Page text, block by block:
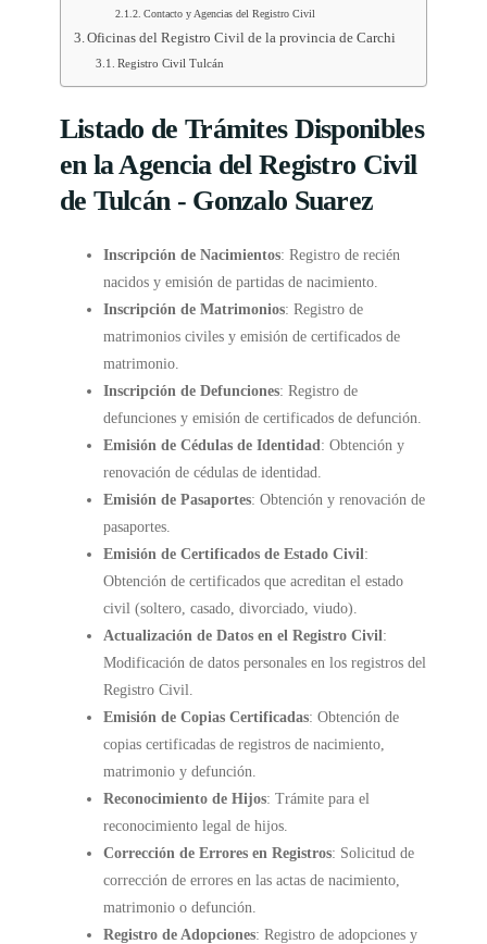
Contacto y Agencias del Registro Civil
Oficinas del Registro Civil de la provincia de Carchi
Registro Civil Tulcán
Listado de Trámites Disponibles
en la Agencia del Registro Civil
de Tulcán - Gonzalo Suarez
Inscripción de Nacimientos: Registro de recién
nacidos y emisión de partidas de nacimiento.
Inscripción de Matrimonios: Registro de
matrimonios civiles y emisión de certificados de
matrimonio.
Inscripción de Defunciones: Registro de
defunciones y emisión de certificados de defunción.
Emisión de Cédulas de Identidad: Obtención y
renovación de cédulas de identidad.
Emisión de Pasaportes: Obtención y renovación de
pasaportes.
Emisión de Certificados de Estado Civil:
Obtención de certificados que acreditan el estado
civil (soltero, casado, divorciado, viudo).
Actualización de Datos en el Registro Civil:
Modificación de datos personales en los registros del
Registro Civil.
Emisión de Copias Certificadas: Obtención de
copias certificadas de registros de nacimiento,
matrimonio y defunción.
Reconocimiento de Hijos: Trámite para el
reconocimiento legal de hijos.
Corrección de Errores en Registros: Solicitud de
corrección de errores en las actas de nacimiento,
matrimonio o defunción.
Registro de Adopciones: Registro de adopciones y